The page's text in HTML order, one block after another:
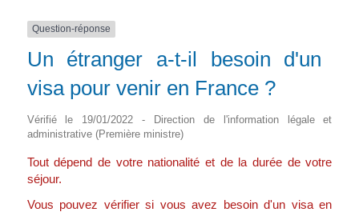
Question-réponse
Un étranger a-t-il besoin d'un
visa pour venir en France ?
Vérifié le 19/01/2022 - Direction de l'information légale et
administrative (Première ministre)
Tout dépend de votre nationalité et de la durée de votre
séjour.
Vous pouvez vérifier si vous avez besoin d'un visa en